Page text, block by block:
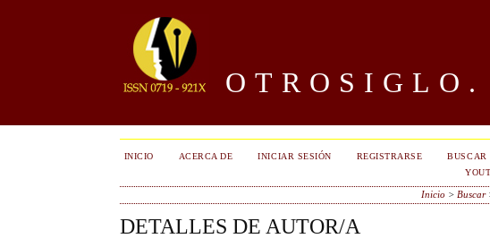
INICIO ACERCA DE INICIAR SESIÓN REGISTRARSE BUSCAR
Inicio > Buscar
DETALLES DE AUTOR/A